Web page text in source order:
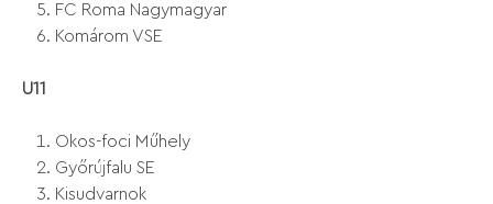
FC Roma Nagymagyar
Komárom VSE
U11
Okos-foci Műhely
Győrújfalu SE
Kisudvarnok